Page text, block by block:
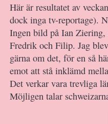
Här är resultatet av
dock inga tv-reportage).
Ingen bild på Ian
Fredrik och Filip. Jag
gärna om det, för en så
emot att stå inklämd
Det verkar vara trevliga
Möjligen talar